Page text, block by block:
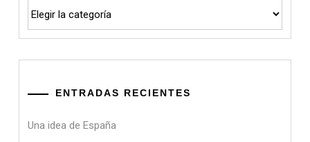
ENTRADAS RECIENTES
Una idea de España